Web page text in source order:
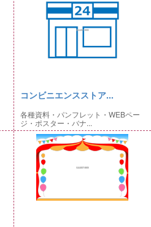
コンビニエンスストア...
各種資料・パンフレット・WEBペー
ジ・ポスター・バナ...